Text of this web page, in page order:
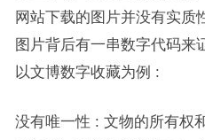
网站下载的图片并没有实质
图片背后有一串数字代码来
以文博数字收藏为例 :
没有唯一性 : 文物的所有权